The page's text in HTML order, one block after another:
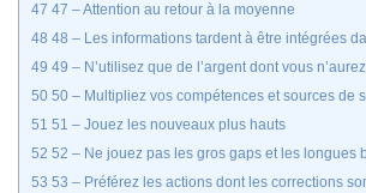
47 47 – Attention au retour à la moyenne
48 48 – Les informations tardent à être intégrées
49 49 – N’utilisez que de l’argent dont vous
50 50 – Multipliez vos compétences et sources de
51 51 – Jouez les nouveaux plus hauts
52 52 – Ne jouez pas les gros gaps et les longues
53 53 – Préférez les actions dont les corrections